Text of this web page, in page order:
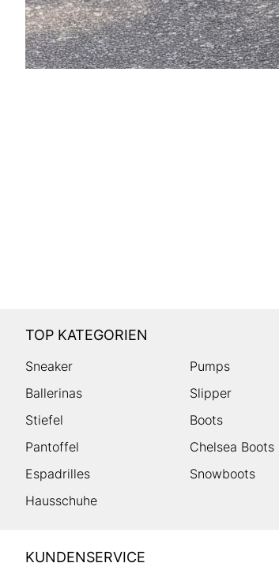
TOP KATEGORIEN
Sneaker Pumps
Ballerinas
Slipper
Stiefel
Boots
Pantoffel
Chelsea Boots
Espadrilles
Snowboots
Hausschuhe
HUMANIC
KUNDENSERVICE